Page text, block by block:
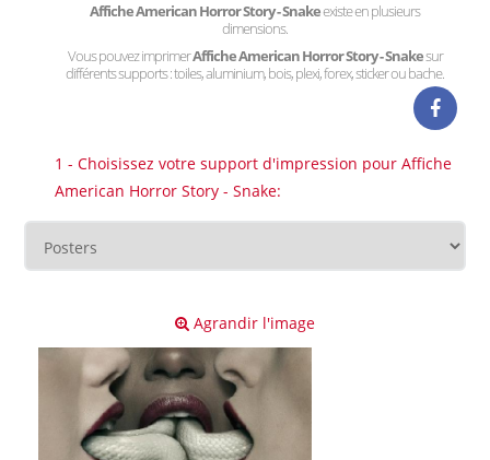
Affiche American Horror Story - Snakeexiste en plusieurs
dimensions.
Vous pouvez imprimerAffiche American Horror Story - Snakesur
différents supports : toiles, aluminium, bois, plexi, forex, sticker ou bache.
1 - Choisissez votre support d'impression pour Affiche
American Horror Story - Snake:
Agrandir l'image